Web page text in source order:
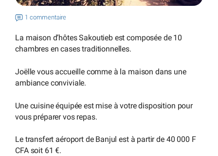
1 commentaire
La maison d’hôtes Sakoutieb est composée de 10
chambres en cases traditionnelles.
Joëlle vous accueille comme à la maison dans une
ambiance conviviale.
Une cuisine équipée est mise à votre disposition pour
vous préparer vos repas.
Le transfert aéroport de Banjul est à partir de 40 000 F
CFA soit 61 €.